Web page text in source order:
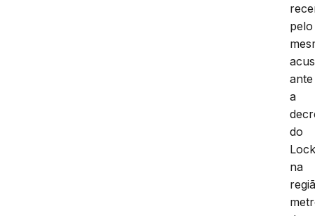
pelo
ante
a
do
na